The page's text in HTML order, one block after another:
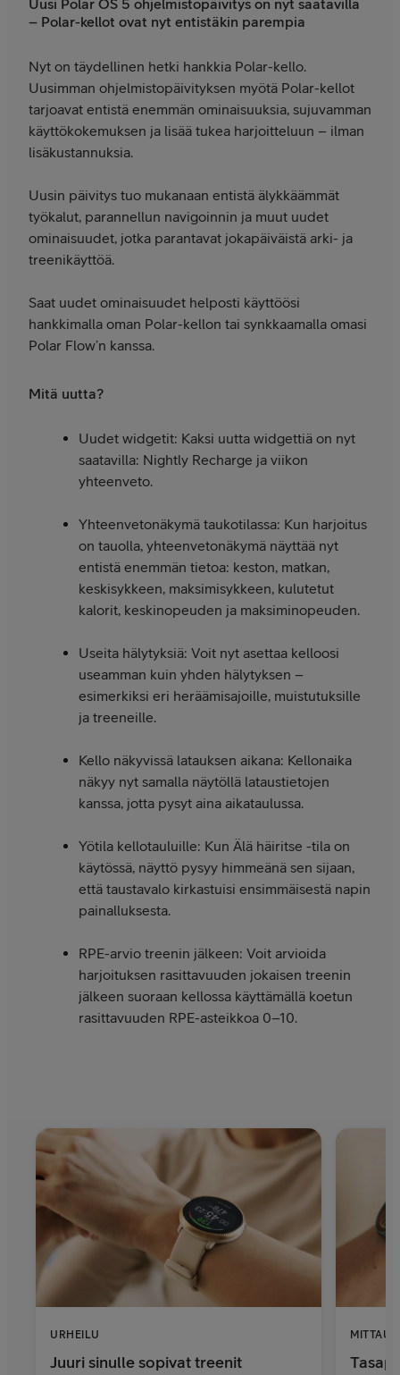
Uusi Polar OS 5 ohjelmistopäivitys on nyt saatavilla
– Polar-kellot ovat nyt entistäkin parempia
Nyt on täydellinen hetki hankkia Polar-kello.
Uusimman ohjelmistopäivityksen myötä Polar-kellot
tarjoavat entistä enemmän ominaisuuksia, sujuvamman
käyttökokemuksen ja lisää tukea harjoitteluun – ilman
lisäkustannuksia.
Uusin päivitys tuo mukanaan entistä älykkäämmät
työkalut, parannellun navigoinnin ja muut uudet
ominaisuudet, jotka parantavat jokapäiväistä arki- ja
treenikäyttöä.
Saat uudet ominaisuudet helposti käyttöösi
hankkimalla oman Polar-kellon tai synkkaamalla omasi
Polar Flow’n kanssa.
Mitä uutta?
Uudet widgetit: Kaksi uutta widgettiä on nyt
saatavilla: Nightly Recharge ja viikon
yhteenveto.
Yhteenvetonäkymä taukotilassa: Kun harjoitus
on tauolla, yhteenvetonäkymä näyttää nyt
entistä enemmän tietoa: keston, matkan,
keskisykkeen, maksimisykkeen, kulutetut
kalorit, keskinopeuden ja maksiminopeuden.
Useita hälytyksiä: Voit nyt asettaa kelloosi
useamman kuin yhden hälytyksen –
esimerkiksi eri heräämisajoille, muistutuksille
ja treeneille.
Kello näkyvissä latauksen aikana: Kellonaika
näkyy nyt samalla näytöllä lataustietojen
kanssa, jotta pysyt aina aikataulussa.
Yötila kellotauluille: Kun Älä häiritse -tila on
käytössä, näyttö pysyy himmeänä sen sijaan,
että taustavalo kirkastuisi ensimmäisestä napin
painalluksesta.
RPE-arvio treenin jälkeen: Voit arvioida
harjoituksen rasittavuuden jokaisen treenin
jälkeen suoraan kellossa käyttämällä koetun
rasittavuuden RPE-asteikkoa 0–10.
URHEILU
Juuri sinulle sopivat treenit
MITTAUS